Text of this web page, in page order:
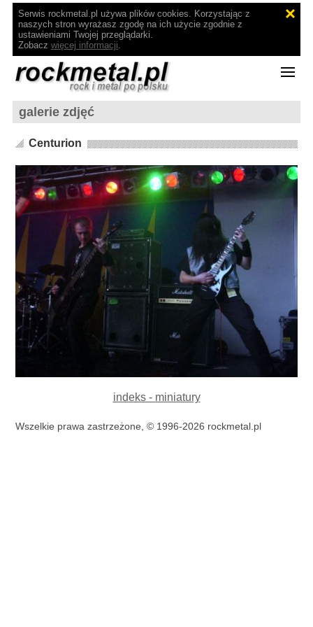
Serwis rockmetal.pl używa plików cookies. Korzystając z
naszych stron wyrażasz zgodę na ich użycie zgodnie z
ustawieniami Twojej przeglądarki.
Zobacz więcej informacji.
galerie zdjęć
Centurion
indeks - miniatury
Wszelkie prawa zastrzeżone, © 1996-2026 rockmetal.pl